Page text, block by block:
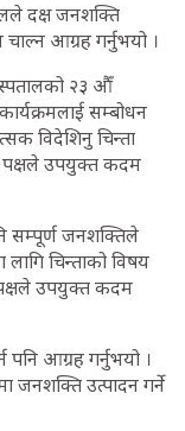
दक्ष जनशक्ति
आग्रह गर्नुभयो ।
अस्पतालको २३ औँ
सम्बोधन
विदेशिनु चिन्ता
पक्षले उपयुक्त कदम
सम्पूर्ण जनशक्तिले
चिन्ताको विषय
उपयुक्त कदम
आग्रह गर्नुभयो ।
जनशक्ति उत्पादन गर्ने